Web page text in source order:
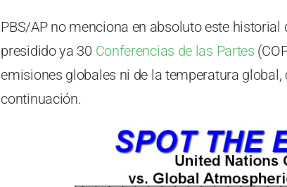
PBS/AP no menciona en absoluto este
presidido ya 30 Conferencias de las Partes
emisiones globales ni de la temperatura
continuación.